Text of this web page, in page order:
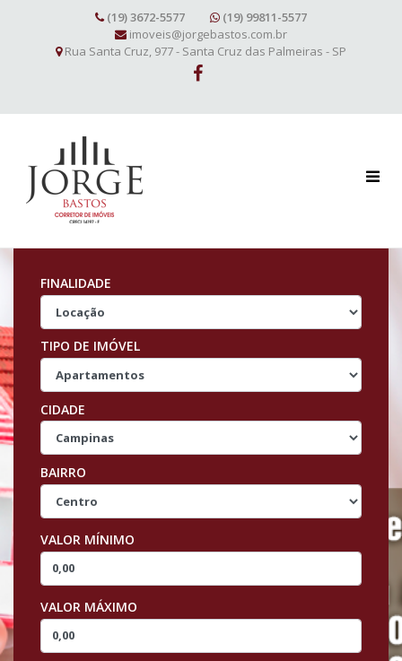
(19) 3672-5577
(19) 99811-5577
imoveis@jorgebastos.com.br
Rua Santa Cruz, 977 - Santa Cruz das Palmeiras - SP
FINALIDADE
TIPO DE IMÓVEL
CIDADE
BAIRRO
VALOR MÍNIMO
VALOR MÁXIMO